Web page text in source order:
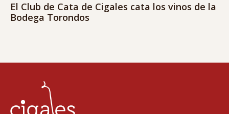
El Club de Cata de Cigales cata los vinos de la
Bodega Torondos